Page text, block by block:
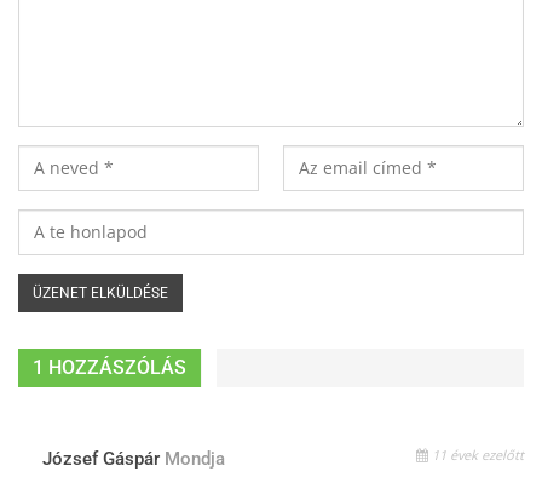
1 HOZZÁSZÓLÁS
József Gáspár Mondja 11 évek ezelőtt